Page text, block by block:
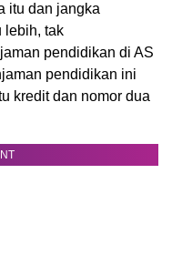
itu dan jangka
lebih, tak
pendidikan di AS
pendidikan ini
kredit dan nomor dua